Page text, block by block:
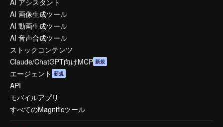
AI アシスタント
AI 画像生成ツール
AI 動画生成ツール
AI 音声合成ツール
ストックコンテンツ
Claude/ChatGPT向けMCP 新規
エージェント 新規
API
モバイルアプリ
すべてのMagnificツール